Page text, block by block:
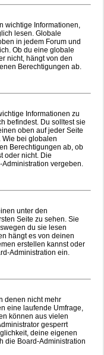
wichtige Informationen,
lesen. Globale
in jedem Forum und
Ob du eine globale
nicht, hängt von den
Berechtigungen ab.
Informationen zu
befindest. Du solltest sie
oben auf jeder Seite
Wie bei globalen
Berechtigungen ab, ob
oder nicht. Die
vergeben.
unter den
Seite zu sehen. Sie
du sie lesen
hängt es von deinen
erstellen kannst oder
Administration ein.
denen nicht mehr
eine laufende Umfrage,
können aus vielen
gesperrt
deine eigenen
die Board-Administration